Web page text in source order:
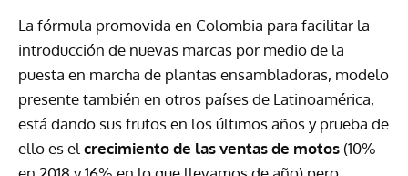
La fórmula promovida en Colombia para facilitar la
introducción de nuevas marcas por medio de la
puesta en marcha de plantas ensambladoras, modelo
presente también en otros países de Latinoamérica,
está dando sus frutos en los últimos años y prueba de
ello es elcrecimiento de las ventas de motos(10%